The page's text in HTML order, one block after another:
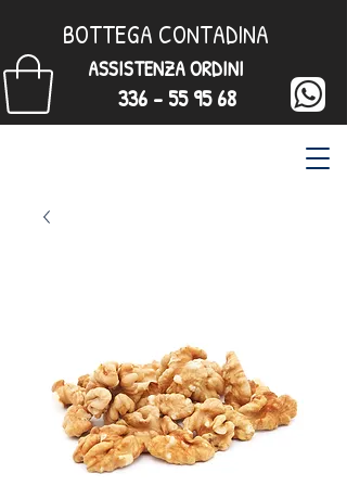
ASSISTENZA ORDINI
336 - 55 95 68
BOTTEGA CONTADINA